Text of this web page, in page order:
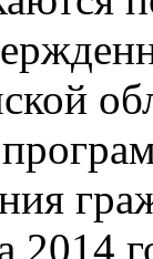
2014